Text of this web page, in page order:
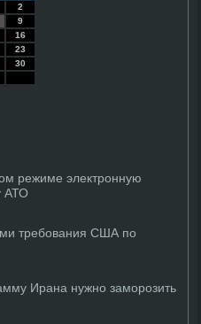
2
9
16
23
30
режиме электронную
АТО
требования США по
Ирана нужно заморозить